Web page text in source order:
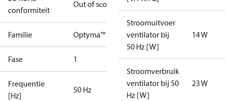
conformiteit
Out of scope
Familie Optyma™
Fase 1
Frequentie
[Hz]
50 Hz
Stroomuitvoer
ventilator bij
50 Hz [W]
14 W
Stroomverbruik
ventilator bij 50
Hz [W]
23 W